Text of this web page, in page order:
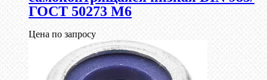
ГОСТ 50273 М6
Цена по запросу